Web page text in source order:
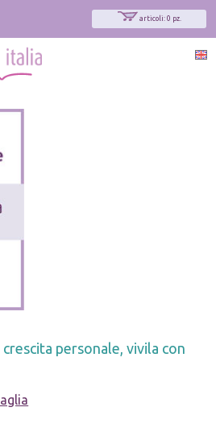
articoli: 0 pz.
personale, vivila con